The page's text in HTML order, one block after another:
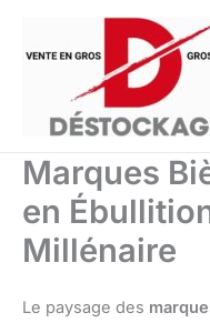
contenu
Marques
en
Millénaire
Le paysage des